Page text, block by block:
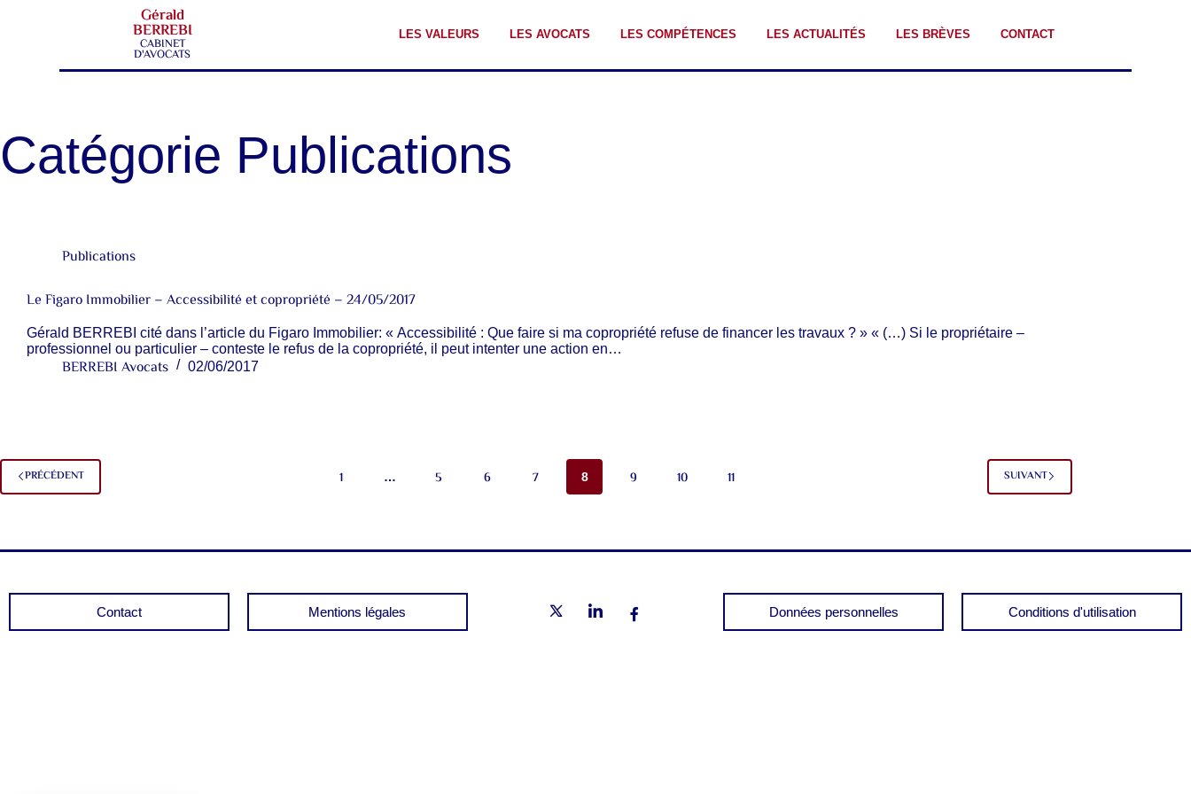
Gérald
BERREBI
CABINET
D'AVOCATS
LES VALEURS LES AVOCATS LES COMPÉTENCES LES ACTUALITÉS LES BRÈVES CONTACT
Catégorie Publications
Publications
Le Figaro Immobilier – Accessibilité et copropriété – 24/05/2017
Gérald BERREBI cité dans l’article du Figaro Immobilier: « Accessibilité : Que faire si ma copropriété refuse de financer les travaux ? » « (…) Si le propriétaire –
professionnel ou particulier – conteste le refus de la copropriété, il peut intenter une action en…
BERREBI Avocats 02/06/2017
PRÉCÉDENT 1 … 5 6 7 8 9 10 11 SUIVANT
Contact Mentions légales Données personnelles Conditions d'utilisation